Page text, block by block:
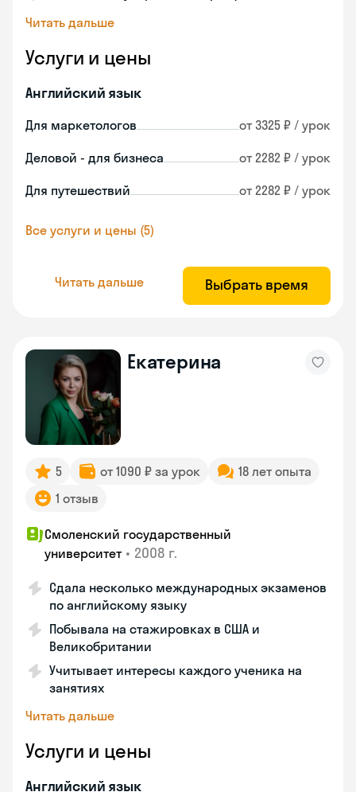
Читать дальше
Услуги и цены
Английский язык
Для маркетологов от 3325 ₽ / урок
Деловой - для бизнеса от 2282 ₽ / урок
Для путешествий от 2282 ₽ / урок
Все услуги и цены (5)
Читать дальше Выбрать время
Екатерина
5 от 1090 ₽ за урок
18 лет опыта
1 отзыв
Смоленский государственный
университет • 2008 г.
Сдала несколько международных экзаменов
по английскому языку
Побывала на стажировках в США и
Великобритании
Учитывает интересы каждого ученика на
занятиях
Читать дальше
Услуги и цены
Английский язык